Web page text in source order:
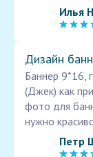
Илья
Дизайн
Баннер 9*16,
(Джек) как
фото для
нужно
Петр